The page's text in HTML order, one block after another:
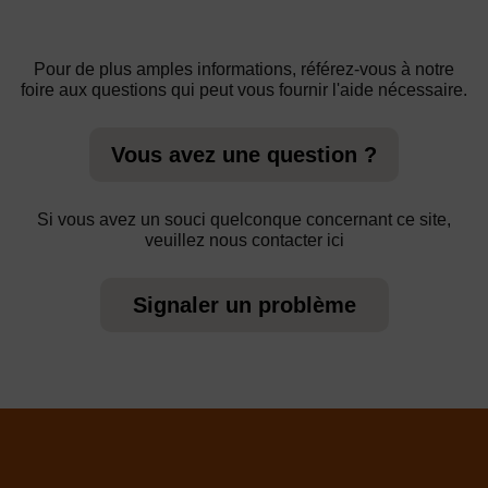
Pour de plus amples informations, référez-vous à notre
foire aux questions qui peut vous fournir l'aide nécessaire.
Vous avez une question ?
Si vous avez un souci quelconque concernant ce site,
veuillez nous contacter ici
Signaler un problème